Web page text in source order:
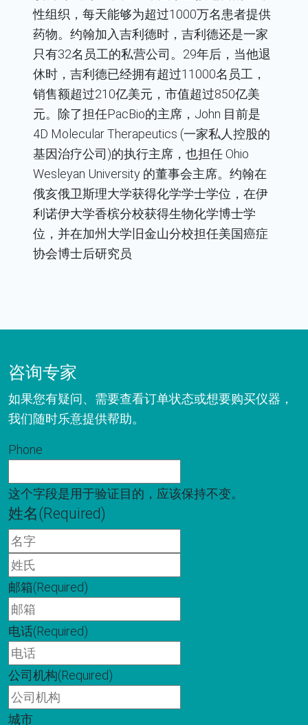
性组织，每天能够为超过1000万名患者提供
药物。约翰加入吉利德时，吉利德还是一家
只有32名员工的私营公司。29年后，当他退
休时，吉利德已经拥有超过11000名员工，
销售额超过210亿美元，市值超过850亿美
元。除了担任PacBio的主席，John 目前是
4D Molecular Therapeutics (一家私人控股的
基因治疗公司)的执行主席，也担任 Ohio
Wesleyan University 的董事会主席。约翰在
俄亥俄卫斯理大学获得化学学士学位，在伊
利诺伊大学香槟分校获得生物化学博士学
位，并在加州大学旧金山分校担任美国癌症
协会博士后研究员
咨询专家
如果您有疑问、需要查看订单状态或想要购买仪器，
我们随时乐意提供帮助。
Phone
这个字段是用于验证目的，应该保持不变。
姓名(Required)
邮箱(Required)
电话(Required)
公司机构(Required)
城市